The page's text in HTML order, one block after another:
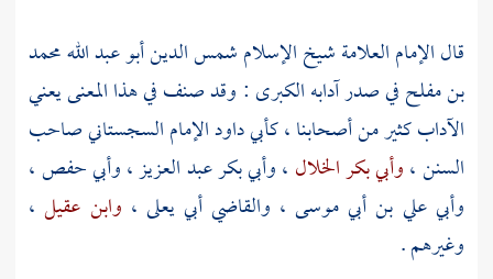
قال الإمام العلامة شيخ الإسلام شمس الدينأبو عبد الله محمد
بن مفلحفي صدر آدابه الكبرى : وقد صنف في هذا المعنى يعني
الآداب كثير من أصحابنا ،كأبي داود الإمام السجستانيصاحب
السنن ،وأبي بكر الخلال ،وأبي بكر عبد العزيز،وأبي حفص،
وأبي علي بن أبي موسى ، والقاضي أبي يعلى ، وابن عقيل ،
وغيرهم .